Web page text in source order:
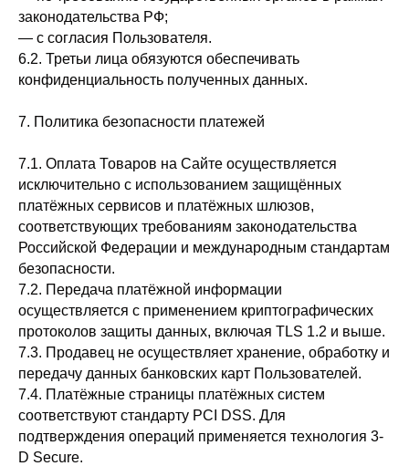
законодательства РФ;
— с согласия Пользователя.
6.2. Третьи лица обязуются обеспечивать
конфиденциальность полученных данных.
7. Политика безопасности платежей
7.1. Оплата Товаров на Сайте осуществляется
исключительно с использованием защищённых
платёжных сервисов и платёжных шлюзов,
соответствующих требованиям законодательства
Российской Федерации и международным стандартам
безопасности.
7.2. Передача платёжной информации
осуществляется с применением криптографических
протоколов защиты данных, включая TLS 1.2 и выше.
7.3. Продавец не осуществляет хранение, обработку и
передачу данных банковских карт Пользователей.
7.4. Платёжные страницы платёжных систем
соответствуют стандарту PCI DSS. Для
подтверждения операций применяется технология 3-
D Secure.